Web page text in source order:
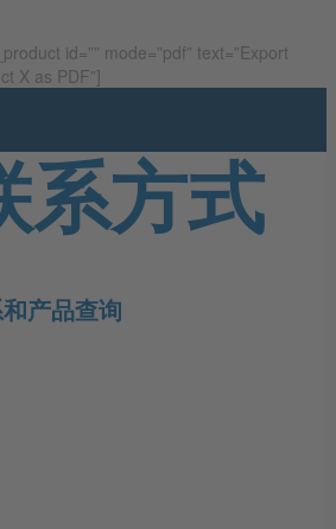
id=”” mode=”pdf” text=”Export
X as PDF”]
系方式
产品查询